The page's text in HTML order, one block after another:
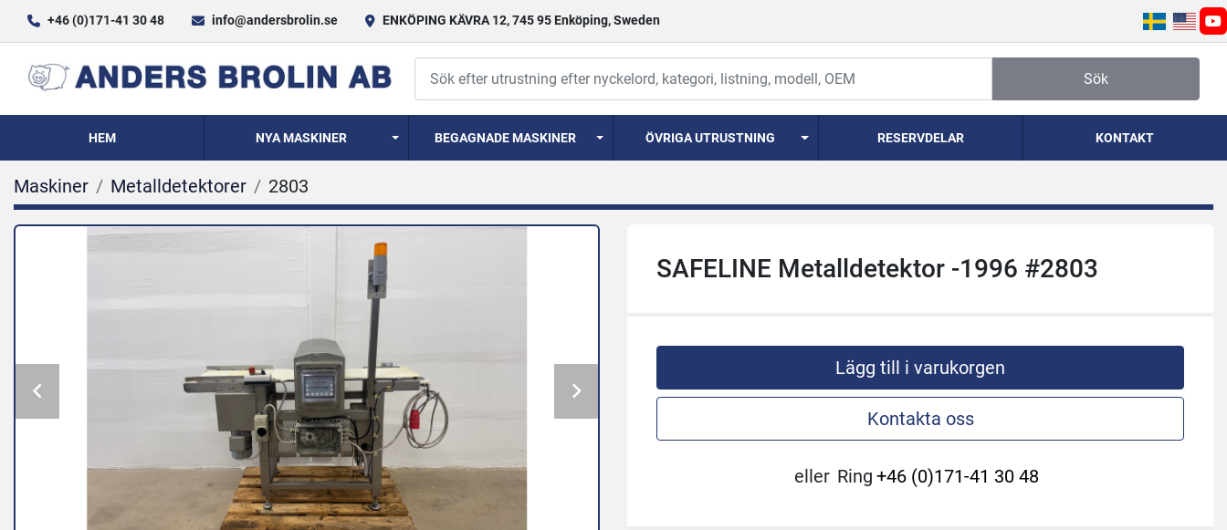
+46 (0)171-41 30 48 info@andersbrolin.se ENKÖPING KÄVRA 12, 745 95 Enköping, Sweden
Sök
HEM NYA MASKINER BEGAGNADE MASKINER ÖVRIGA UTRUSTNING RESERVDELAR KONTAKT
Maskiner Metalldetektorer 2803
SAFELINE Metalldetektor -1996 #2803
Lägg till i varukorgen
Kontakta oss
eller Ring +46 (0)171-41 30 48